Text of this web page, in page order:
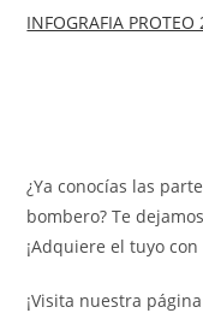
INFOGRAFIA PROTEO
¿Ya conocías las
bombero? Te
¡Adquiere el tuyo
¡Visita nuestra